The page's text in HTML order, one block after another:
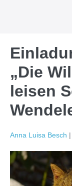
„Die
leisen
Anna Luisa Besch |